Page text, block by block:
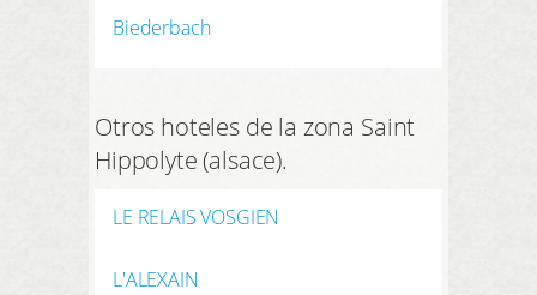
Biederbach
Otros hoteles de la zona Saint
Hippolyte (alsace).
LE RELAIS VOSGIEN
L'ALEXAIN